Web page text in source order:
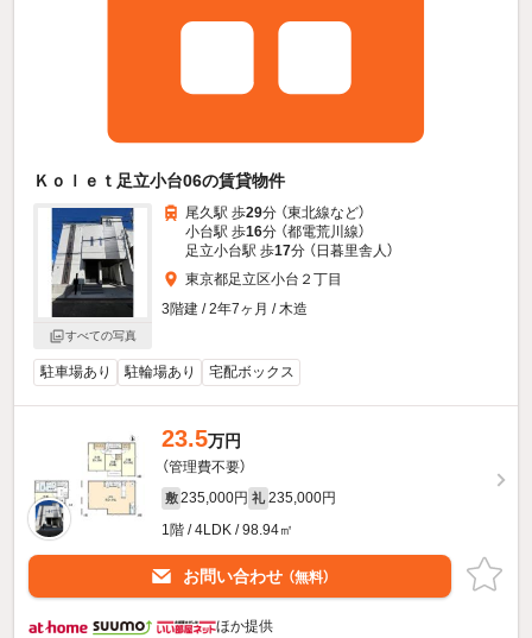
Ｋｏｌｅｔ足立小台06の賃貸物件
すべての写真
尾久駅 歩29分 （東北線など）
小台駅 歩16分 （都電荒川線）
足立小台駅 歩17分 （日暮里舎人）
東京都足立区小台２丁目
3階建 / 2年7ヶ月 / 木造
駐車場あり 駐輪場あり 宅配ボックス
23.5万円
（管理費不要）
敷 235,000円 礼 235,000円
1階 / 4LDK / 98.94㎡
お問い合わせ （無料）
ほか提供